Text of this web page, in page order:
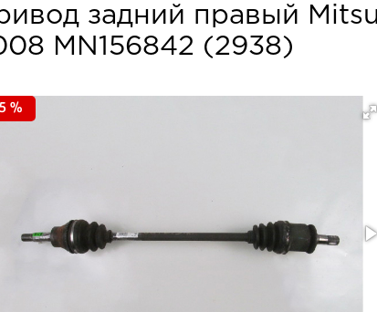
задний правый
MN156842 (2938)
%